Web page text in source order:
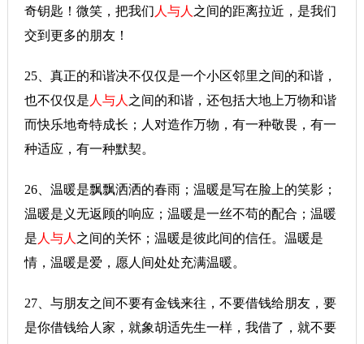
奇钥匙！微笑，把我们 人与人 之间的距离拉近，是我们
交到更多的朋友！
25、真正的和谐决不仅仅是一个小区邻里之间的和谐，
也不仅仅是 人与人 之间的和谐，还包括大地上万物和谐
而快乐地奇特成长；人对造作万物，有一种敬畏，有一
种适应，有一种默契。
26、温暖是飘飘洒洒的春雨；温暖是写在脸上的笑影；
温暖是义无返顾的响应；温暖是一丝不苟的配合；温暖
是 人与人 之间的关怀；温暖是彼此间的信任。温暖是
情，温暖是爱，愿人间处处充满温暖。
27、与朋友之间不要有金钱来往，不要借钱给朋友，要
是你借钱给人家，就象胡适先生一样，我借了，就不要